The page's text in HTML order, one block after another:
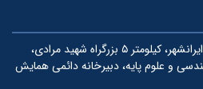
سیستان و بلوچستان، ایرانشهر، کیلومتر ۵ بزرگراه شهید مرادی،
و علوم پایه، دبیرخانه دائمی همایش